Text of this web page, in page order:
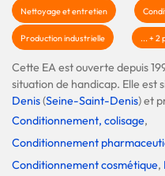
Nettoyage et entretien
Production industrielle ... + 2
Cette EA est ouverte depuis
situation de handicap. Elle est
Denis(Seine-Saint-Denis) et
Conditionnement, colisage,
Conditionnement
Conditionnement cosmétique,